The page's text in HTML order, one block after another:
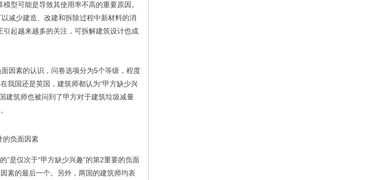
型可能是导致其使用率不高的重要原因。
减少建造、改建和拆除过程中新材料的消
起越来越多的关注，可拆解建筑设计也成
因素的认识，问卷选项分为5个等级，程度
我国还是英国，建筑师都认为“甲方缺少兴
建筑师也被问到了甲方对于建筑垃圾减量
的负面因素
是仅次于“甲方缺少兴趣”的第2重要的负面
素的最后一个。另外，两国的建筑师均表